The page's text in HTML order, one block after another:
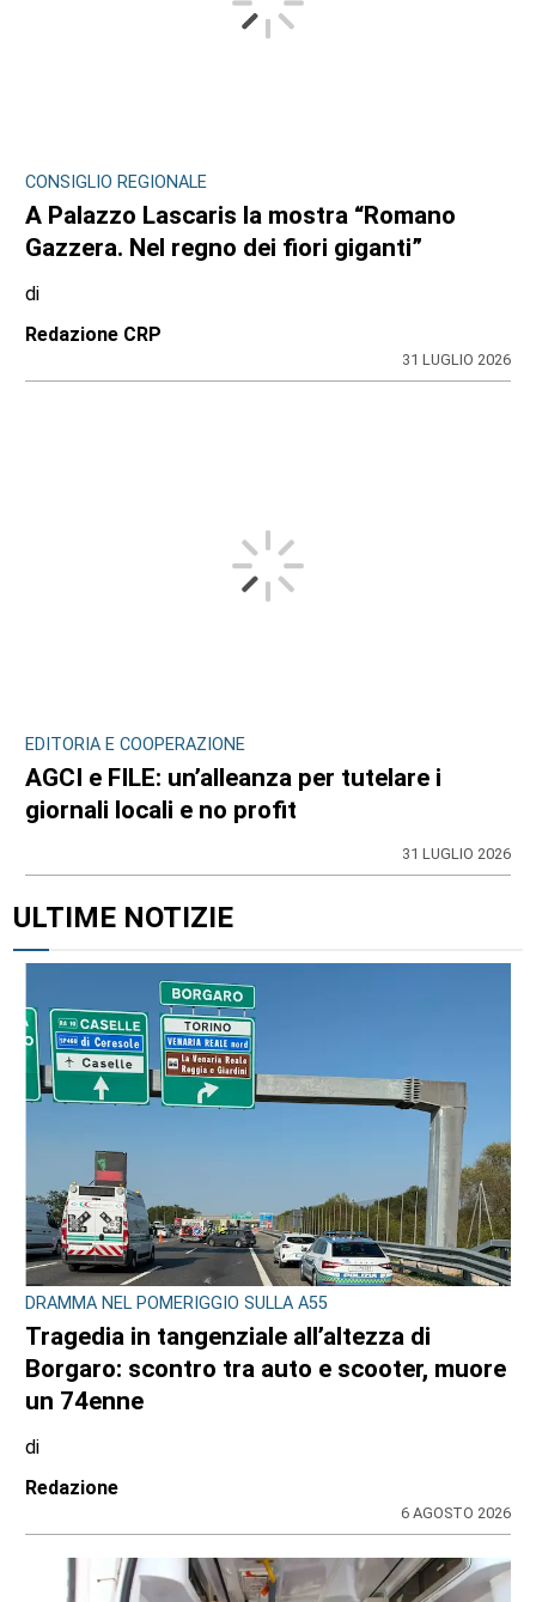
CONSIGLIO REGIONALE
A Palazzo Lascaris la mostra “Romano
Gazzera. Nel regno dei fiori giganti”
di
Redazione CRP
31 LUGLIO 2026
EDITORIA E COOPERAZIONE
AGCI e FILE: un’alleanza per tutelare i
giornali locali e no profit
31 LUGLIO 2026
ULTIME NOTIZIE
DRAMMA NEL POMERIGGIO SULLA A55
Tragedia in tangenziale all’altezza di
Borgaro: scontro tra auto e scooter, muore
un 74enne
di
Redazione
6 AGOSTO 2026